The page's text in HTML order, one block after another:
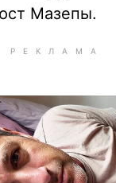
Мазепы.